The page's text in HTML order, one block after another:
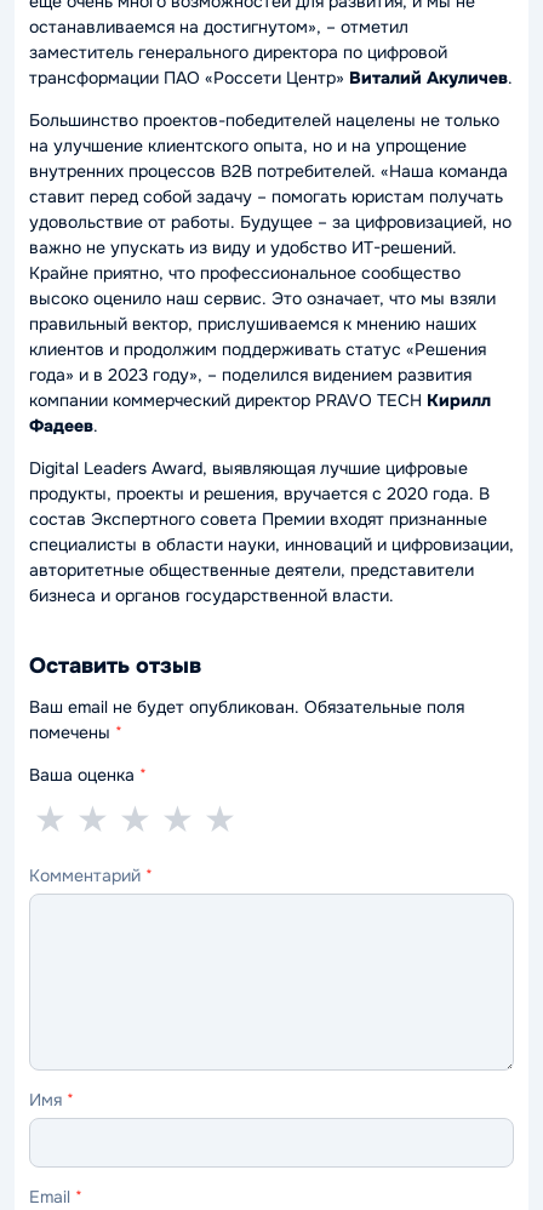
останавливаемся на достигнутом», – отметил
заместитель генерального директора по цифровой
трансформации ПАО «Россети Центр» Виталий Акуличев.
Большинство проектов-победителей нацелены не только
на улучшение клиентского опыта, но и на упрощение
внутренних процессов B2B потребителей. «Наша команда
ставит перед собой задачу – помогать юристам получать
удовольствие от работы. Будущее – за цифровизацией, но
важно не упускать из виду и удобство ИТ-решений.
Крайне приятно, что профессиональное сообщество
высоко оценило наш сервис. Это означает, что мы взяли
правильный вектор, прислушиваемся к мнению наших
клиентов и продолжим поддерживать статус «Решения
года» и в 2023 году», – поделился видением развития
компании коммерческий директор PRAVO TECH Кирилл
Фадеев.
Digital Leaders Award, выявляющая лучшие цифровые
продукты, проекты и решения, вручается с 2020 года. В
состав Экспертного совета Премии входят признанные
специалисты в области науки, инноваций и цифровизации,
авторитетные общественные деятели, представители
бизнеса и органов государственной власти.
Оставить отзыв
Ваш email не будет опубликован. Обязательные поля
помечены *
Ваша оценка *
5
—
★
4
—
★
3
—
★
2
—
★
1
—
★
Комментарий *
Имя *
Email *